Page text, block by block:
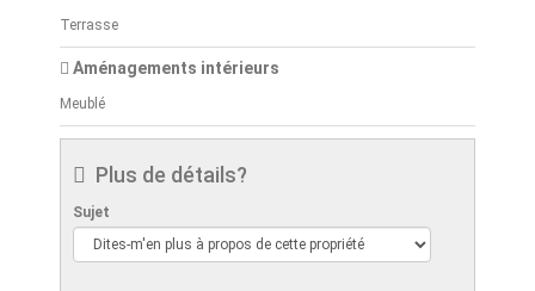
Terrasse
Aménagements intérieurs
Meublé
Plus de détails?
Sujet